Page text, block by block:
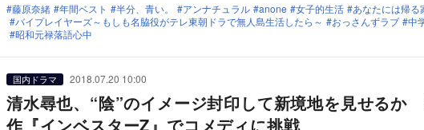
藤原奈緒
年間ベスト 半分、青い。 アンナチュラル anone 女子的生活
あなたには帰る
バイプレイヤーズ～もしも名脇役がテレ東朝ドラで無人島生活したら～
おっさんずラブ
中
昭和元禄落語心中
国内ドラマ 2018.07.20 10:00
清水尋也、“陰”のイメージ封印して新境地を見せるか
作『インベスターZ』でコメディに挑戦